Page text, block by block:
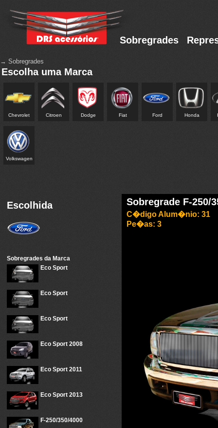
Sobregrades
→ Sobregrades
Escolha uma Marca
Chevrolet Citroen Dodge Fiat Ford Honda
Volkswagen
Escolhida
Sobregrades da Marca
Eco Sport
Eco Sport
Eco Sport
Eco Sport 2008
Eco Sport 2011
Eco Sport 2013
F-250/350/4000
Sobregrade F-250/
C�digo Alum�nio: 31
Pe�as: 3